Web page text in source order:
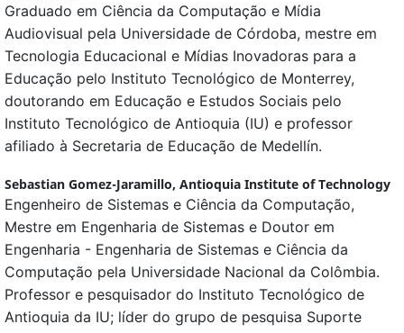
Graduado em Ciência da Computação e Mídia
Audiovisual pela Universidade de Córdoba, mestre em
Tecnologia Educacional e Mídias Inovadoras para a
Educação pelo Instituto Tecnológico de Monterrey,
doutorando em Educação e Estudos Sociais pelo
Instituto Tecnológico de Antioquia (IU) e professor
afiliado à Secretaria de Educação de Medellín.
Sebastian Gomez-Jaramillo, Antioquia Institute of Technology
Engenheiro de Sistemas e Ciência da Computação,
Mestre em Engenharia de Sistemas e Doutor em
Engenharia - Engenharia de Sistemas e Ciência da
Computação pela Universidade Nacional da Colômbia.
Professor e pesquisador do Instituto Tecnológico de
Antioquia da IU; líder do grupo de pesquisa Suporte